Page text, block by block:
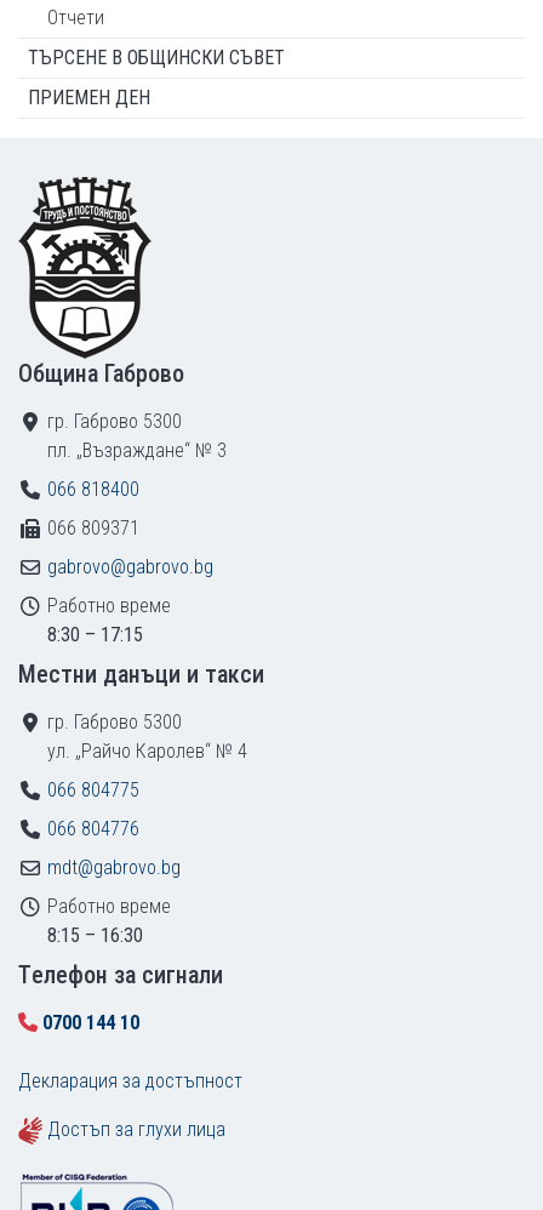
Отчети
ТЪРСЕНЕ В ОБЩИНСКИ СЪВЕТ
ПРИЕМЕН ДЕН
Footer
Община Габрово
гр. Габрово 5300
пл. „Възраждане“ № 3
066 818400
066 809371
gabrovo@gabrovo.bg
Работно време
8:30 – 17:15
Местни данъци и такси
гр. Габрово 5300
ул. „Райчо Каролев“ № 4
066 804775
066 804776
mdt@gabrovo.bg
Работно време
8:15 – 16:30
Tелефон за сигнали
0700 144 10
Декларация за достъпност
Достъп за глухи лица